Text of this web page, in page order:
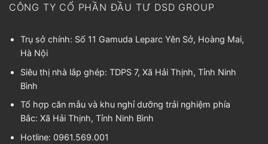
CÔNG TY CỔ PHẦN ĐẦU TƯ DSD GROUP
Trụ sở chính: Số 11 Gamuda Leparc Yên Sở, Hoàng Mai,
Hà Nội
Siêu thị nhà lắp ghép: TDPS 7, Xã Hải Thịnh, Tỉnh Ninh
Bình
Tổ hợp căn mẫu và khu nghỉ dưỡng trải nghiệm phía
Bắc: Xã Hải Thịnh, Tỉnh Ninh Bình
Hotline: 0961.569.001